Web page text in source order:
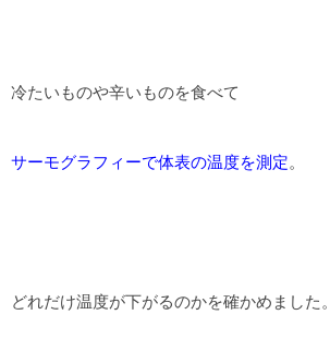
冷たいものや辛いものを食べて
サーモグラフィーで体表の温度を測定。
どれだけ温度が下がるのかを確かめました。